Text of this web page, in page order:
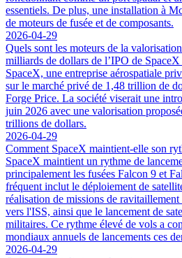
essentiels. De plus, une installation à
de moteurs de fusée et de composants.
2026-04-29
Quels sont les moteurs de la
milliards de dollars de l’IPO de SpaceX
SpaceX, une entreprise aérospatiale
sur le marché privé de 1,48 trillion de
Forge Price. La société viserait une
juin 2026 avec une valorisation
trillions de dollars.
2026-04-29
Comment SpaceX maintient-elle son
SpaceX maintient un rythme de
principalement les fusées Falcon 9 et
fréquent inclut le déploiement de
réalisation de missions de
vers l'ISS, ainsi que le lancement de
militaires. Ce rythme élevé de vols a
mondiaux annuels de lancements ces
2026-04-29